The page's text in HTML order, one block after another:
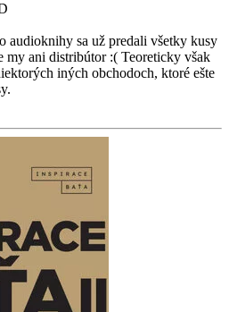
audioknihy sa už predali všetky kusy
my ani distribútor :( Teoreticky však
iných obchodoch, ktoré ešte